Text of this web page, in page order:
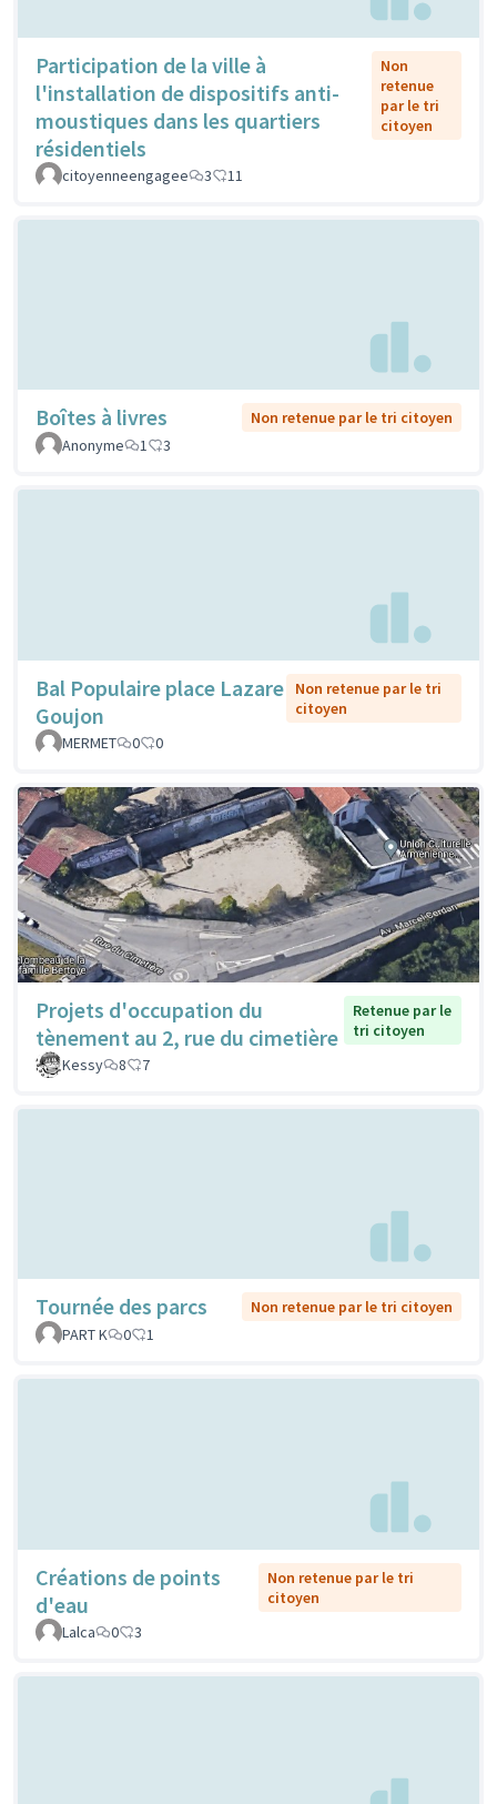
Participation de la ville à
l'installation de dispositifs anti-
moustiques dans les quartiers
résidentiels
Non
retenue
par le tri
citoyen
citoyenneengagee 3 11
Boîtes à livres
Non retenue par le tri citoyen
Anonyme
1 3
Bal Populaire place Lazare
Goujon
Non retenue par le tri
citoyen
MERMET
0 0
Projets d'occupation du
tènement au 2, rue du cimetière
Retenue par le
tri citoyen
Kessy
8 7
Tournée des parcs
Non retenue par le tri citoyen
PART K
0 1
Créations de points
d'eau
Non retenue par le tri
citoyen
Lalca
0 3